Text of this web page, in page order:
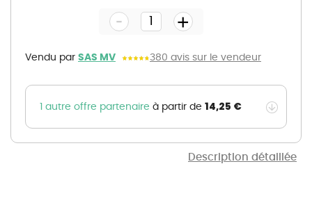
Description détaillée
gallery
Vendu par SAS MV 380 avis sur le vendeur
- +
1 autre offre partenaire à partir de 14,25 €